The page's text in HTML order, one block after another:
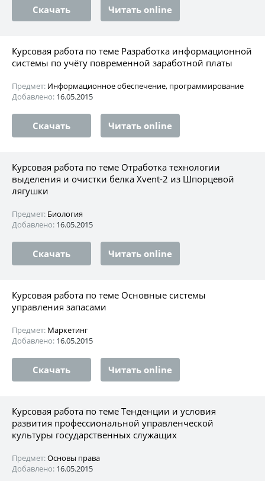
Скачать Читать online
Курсовая работа по теме Разработка информационной
системы по учёту повременной заработной платы
Предмет: Информационное обеспечение, программирование
Добавлено: 16.05.2015
Скачать Читать online
Курсовая работа по теме Отработка технологии
выделения и очистки белка Xvent-2 из Шпорцевой
лягушки
Предмет: Биология
Добавлено: 16.05.2015
Скачать Читать online
Курсовая работа по теме Основные системы
управления запасами
Предмет: Маркетинг
Добавлено: 16.05.2015
Скачать Читать online
Курсовая работа по теме Тенденции и условия
развития профессиональной управленческой
культуры государственных служащих
Предмет:Основы права
Добавлено: 16.05.2015